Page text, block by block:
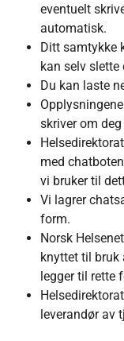
eventuelt
automatisk.
Ditt samtykke
kan selv
Du kan laste
skriver om deg
med
vi bruker til
Vi lagrer
form.
Norsk
knyttet til bruk
legger til rette
leverandør av